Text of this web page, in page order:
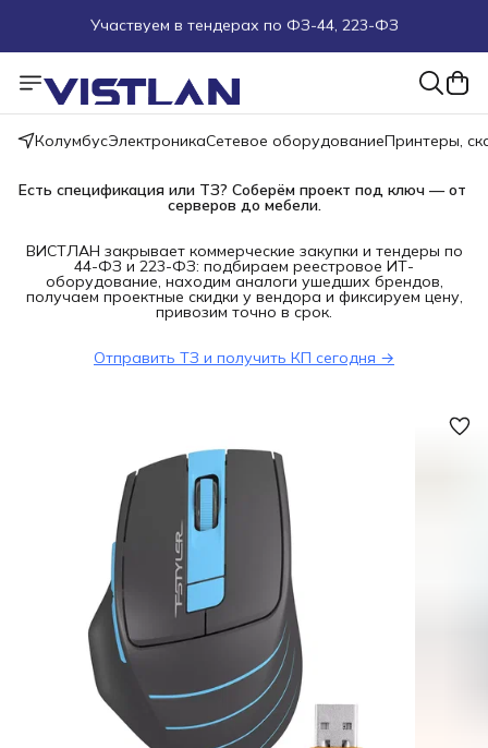
Поможем подобрать оборудование под ТЗ
Пуско-наладочные работы
Более 100 000 позиций в наличии и под заказ
КолумбусЭлектроникаСетевое оборудованиеПринтеры,
Есть спецификация или ТЗ? Соберём проект под ключ — от
серверов до мебели.
ВИСТЛАН закрывает коммерческие закупки и тендеры по
44-ФЗ и 223-ФЗ: подбираем реестровое ИТ-
оборудование, находим аналоги ушедших брендов,
получаем проектные скидки у вендора и фиксируем цену,
привозим точно в срок.
Отправить ТЗ и получить КП сегодня →